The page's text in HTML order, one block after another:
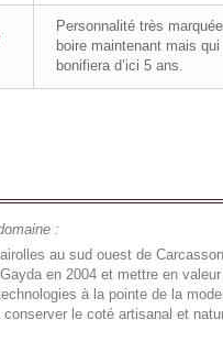
Personnalité très
boire maintenant mais
bonifiera d’ici 5 ans.
:
au sud ouest de
en 2004 et mettre en
à la pointe de la
le coté artisanal et